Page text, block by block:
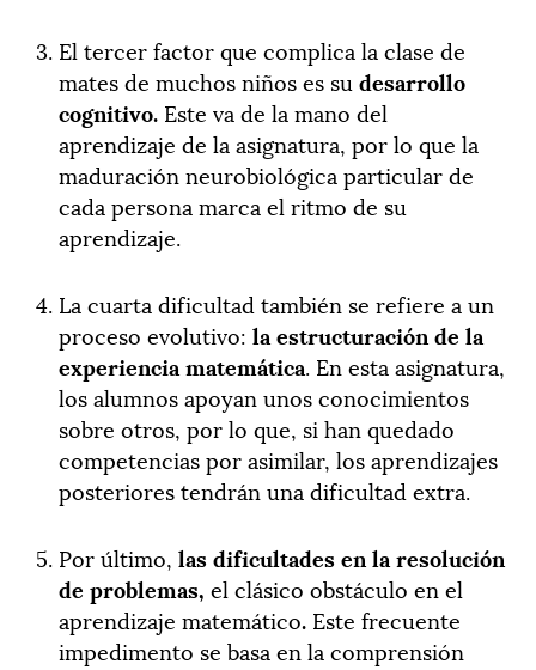
El tercer factor que complica la clase de
mates de muchos niños es su desarrollo
cognitivo. Este va de la mano del
aprendizaje de la asignatura, por lo que la
maduración neurobiológica particular de
cada persona marca el ritmo de su
aprendizaje.
La cuarta dificultad también se refiere a un
proceso evolutivo:la estructuración de la
experiencia matemática. En esta asignatura,
los alumnos apoyan unos conocimientos
sobre otros, por lo que, si han quedado
competencias por asimilar, los aprendizajes
posteriores tendrán una dificultad extra.
Por último,las dificultades en la resolución
de problemas, el clásico obstáculo en el
aprendizaje matemático. Este frecuente
impedimento se basa en la comprensión